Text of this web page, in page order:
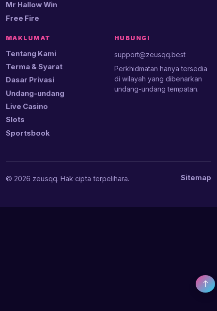
Mr Hallow Win
Free Fire
MAKLUMAT
Tentang Kami
Terma & Syarat
Dasar Privasi
Undang-undang
Live Casino
Slots
Sportsbook
HUBUNGI
support@zeusqq.best
Perkhidmatan hanya tersedia
di wilayah yang dibenarkan
undang-undang tempatan.
© 2026 zeusqq. Hak cipta terpelihara. Sitemap